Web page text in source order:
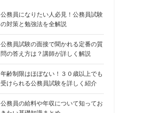
公務員になりたい人必見！公務員試験
の対策と勉強法を全解説
公務員試験の面接で聞かれる定番の質
問の答え方は？講師が詳しく解説
年齢制限はほぼない！３０歳以上でも
受けられる公務員試験を詳しく紹介
公務員の給料や年収について知ってお